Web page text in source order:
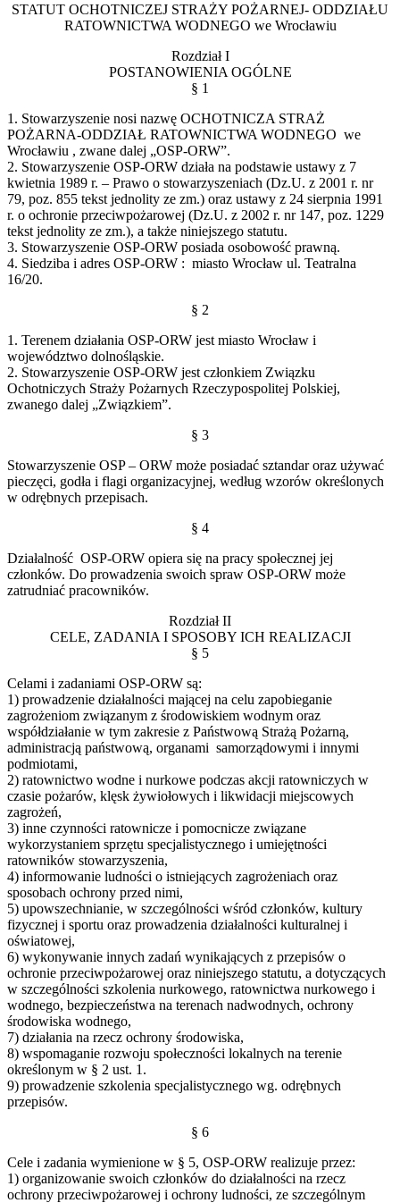
STATUT OCHOTNICZEJ STRAŻY POŻARNEJ- ODDZIAŁU
RATOWNICTWA WODNEGO we Wrocławiu
Rozdział I
POSTANOWIENIA OGÓLNE
§ 1
1. Stowarzyszenie nosi nazwę OCHOTNICZA STRAŻ
POŻARNA-ODDZIAŁ RATOWNICTWA WODNEGO we
Wrocławiu , zwane dalej „OSP-ORW”.
2. Stowarzyszenie OSP-ORW działa na podstawie ustawy z 7
kwietnia 1989 r. – Prawo o stowarzyszeniach (Dz.U. z 2001 r. nr
79, poz. 855 tekst jednolity ze zm.) oraz ustawy z 24 sierpnia 1991
r. o ochronie przeciwpożarowej (Dz.U. z 2002 r. nr 147, poz. 1229
tekst jednolity ze zm.), a także niniejszego statutu.
3. Stowarzyszenie OSP-ORW posiada osobowość prawną.
4. Siedziba i adres OSP-ORW : miasto Wrocław ul. Teatralna
16/20.
§ 2
1. Terenem działania OSP-ORW jest miasto Wrocław i
województwo dolnośląskie.
2. Stowarzyszenie OSP-ORW jest członkiem Związku
Ochotniczych Straży Pożarnych Rzeczypospolitej Polskiej,
zwanego dalej „Związkiem”.
§ 3
Stowarzyszenie OSP – ORW może posiadać sztandar oraz używać
pieczęci, godła i flagi organizacyjnej, według wzorów określonych
w odrębnych przepisach.
§ 4
Działalność OSP-ORW opiera się na pracy społecznej jej
członków. Do prowadzenia swoich spraw OSP-ORW może
zatrudniać pracowników.
Rozdział II
CELE, ZADANIA I SPOSOBY ICH REALIZACJI
§ 5
Celami i zadaniami OSP-ORW są:
1) prowadzenie działalności mającej na celu zapobieganie
zagrożeniom związanym z środowiskiem wodnym oraz
współdziałanie w tym zakresie z Państwową Strażą Pożarną,
administracją państwową, organami samorządowymi i innymi
podmiotami,
2) ratownictwo wodne i nurkowe podczas akcji ratowniczych w
czasie pożarów, klęsk żywiołowych i likwidacji miejscowych
zagrożeń,
3) inne czynności ratownicze i pomocnicze związane
wykorzystaniem sprzętu specjalistycznego i umiejętności
ratowników stowarzyszenia,
4) informowanie ludności o istniejących zagrożeniach oraz
sposobach ochrony przed nimi,
5) upowszechnianie, w szczególności wśród członków, kultury
fizycznej i sportu oraz prowadzenia działalności kulturalnej i
oświatowej,
6) wykonywanie innych zadań wynikających z przepisów o
ochronie przeciwpożarowej oraz niniejszego statutu, a dotyczących
w szczególności szkolenia nurkowego, ratownictwa nurkowego i
wodnego, bezpieczeństwa na terenach nadwodnych, ochrony
środowiska wodnego,
7) działania na rzecz ochrony środowiska,
8) wspomaganie rozwoju społeczności lokalnych na terenie
określonym w § 2 ust. 1.
9) prowadzenie szkolenia specjalistycznego wg. odrębnych
przepisów.
§ 6
Cele i zadania wymienione w § 5, OSP-ORW realizuje przez:
1) organizowanie swoich członków do działalności na rzecz
ochrony przeciwpożarowej i ochrony ludności, ze szczególnym